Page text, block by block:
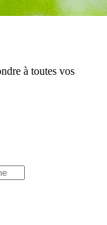
à toutes vos